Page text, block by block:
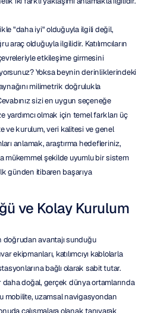
"daha iyi" olduğuyla ilgili değil,
olduğuyla ilgilidir. Katılımcıların
etkileşime girmesini
Yoksa beynin derinliklerindeki
milimetrik doğrulukla
sizi en uygun seçeneğe
yardımcı olmak için temel farkları üç
ve kurulum, veri kalitesi ve genel
anlamak, araştırma hedefleriniz,
mükemmel şekilde uyumlu bir sistem
günden itibaren başarıya
ve Kolay Kurulum
doğrudan avantajı sunduğu
ekipmanları, katılımcıyı kablolarla
bağlı olarak sabit tutar.
daha doğal, gerçek dünya ortamlarında
mobilite, uzamsal navigasyondan